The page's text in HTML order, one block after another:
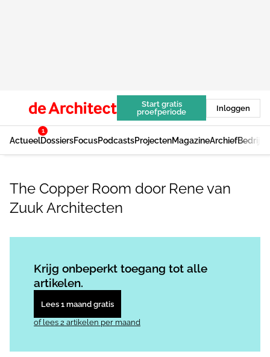
Start gratis
proefperiode
Inloggen
Actueel
1
DossiersFocusPodcastsProjectenMagazineArchief
The Copper Room door Rene van
Zuuk Architecten
Krijg onbeperkt toegang tot alle
artikelen.
Lees 1 maand gratis
of lees 2 artikelen per maand